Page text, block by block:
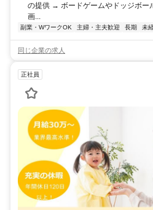
の提供 → ボードゲームやドッジボー
画...
副業・WワークOK 主婦・主夫歓迎 長期 未
同じ企業の求人
正社員